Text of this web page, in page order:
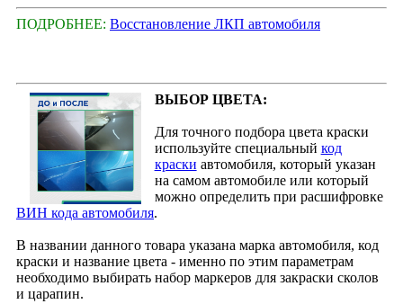
ПОДРОБНЕЕ: Восстановление ЛКП автомобиля
ВЫБОР ЦВЕТА:
Для точного подбора цвета краски
используйте специальный код
краски автомобиля, который указан
на самом автомобиле или который
можно определить при расшифровке
ВИН кода автомобиля.
В названии данного товара указана марка автомобиля, код
краски и название цвета - именно по этим параметрам
необходимо выбирать набор маркеров для закраски сколов
и царапин.